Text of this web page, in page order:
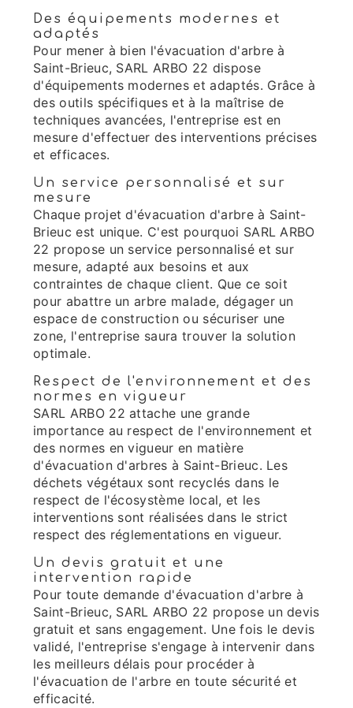
Des équipements modernes et
adaptés
Pour mener à bien l'évacuation d'arbre à
Saint-Brieuc, SARL ARBO 22 dispose
d'équipements modernes et adaptés. Grâce à
des outils spécifiques et à la maîtrise de
techniques avancées, l'entreprise est en
mesure d'effectuer des interventions précises
et efficaces.
Un service personnalisé et sur
mesure
Chaque projet d'évacuation d'arbre à Saint-
Brieuc est unique. C'est pourquoi SARL ARBO
22 propose un service personnalisé et sur
mesure, adapté aux besoins et aux
contraintes de chaque client. Que ce soit
pour abattre un arbre malade, dégager un
espace de construction ou sécuriser une
zone, l'entreprise saura trouver la solution
optimale.
Respect de l'environnement et des
normes en vigueur
SARL ARBO 22 attache une grande
importance au respect de l'environnement et
des normes en vigueur en matière
d'évacuation d'arbres à Saint-Brieuc. Les
déchets végétaux sont recyclés dans le
respect de l'écosystème local, et les
interventions sont réalisées dans le strict
respect des réglementations en vigueur.
Un devis gratuit et une
intervention rapide
Pour toute demande d'évacuation d'arbre à
Saint-Brieuc, SARL ARBO 22 propose un devis
gratuit et sans engagement. Une fois le devis
validé, l'entreprise s'engage à intervenir dans
les meilleurs délais pour procéder à
l'évacuation de l'arbre en toute sécurité et
efficacité.